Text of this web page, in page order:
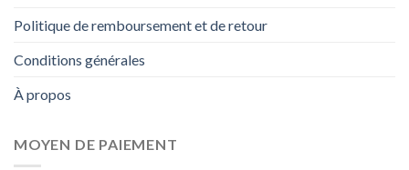
Politique de remboursement et de retour
Conditions générales
À propos
MOYEN DE PAIEMENT